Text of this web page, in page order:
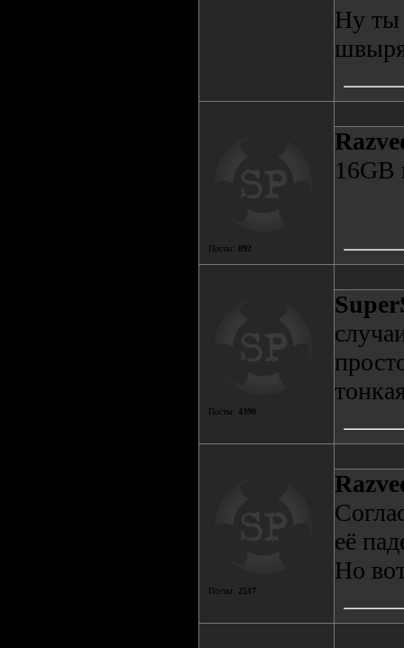
Ну ты
Посты: 892
16GB
Посты: 4390
Посты: 2517
её
Но